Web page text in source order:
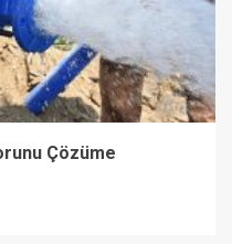
Çözüme